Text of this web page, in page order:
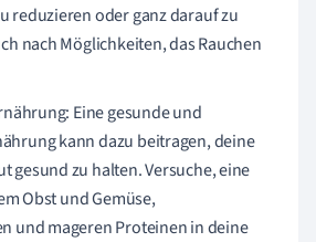
reduzieren oder ganz darauf zu
nach Möglichkeiten, das Rauchen
Eine gesunde und
kann dazu beitragen, deine
gesund zu halten. Versuche, eine
Obst und Gemüse,
und mageren Proteinen in deine